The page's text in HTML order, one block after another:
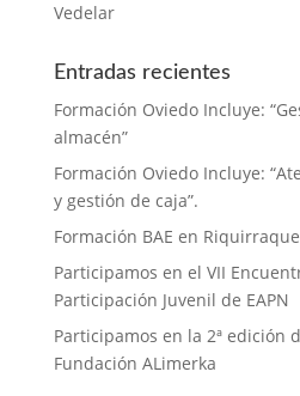
Vedelar
Entradas recientes
Formación Oviedo Incluye:
almacén”
Formación Oviedo Incluye:
y gestión de caja”.
Formación BAE en
Participamos en el VII
Participación Juvenil de EAPN
Participamos en la 2ª edición
Fundación ALimerka